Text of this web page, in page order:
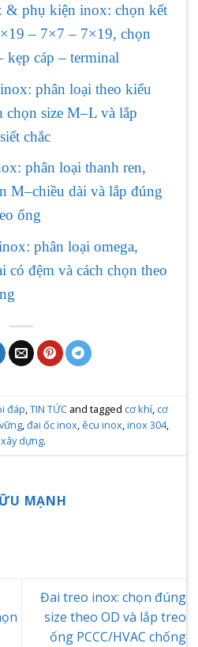
& phụ kiện inox: chọn kết
– 7×7 – 7×19, chọn
kẹp cáp – terminal
phân loại theo kiểu
chọn size M–L và lắp
chắc
phân loại thanh ren,
M–chiều dài và lắp đúng
ống
phân loại omega,
có đệm và cách chọn theo
đáp,TIN TỨC and tagged cơ khí, cơ
,đai ốc inox, êcu inox,inox 304,
xây dựng.
MẠNH
Đai treo inox: chọn đúng
size theo OD và lắp treo
ống PCCC/HVAC chống